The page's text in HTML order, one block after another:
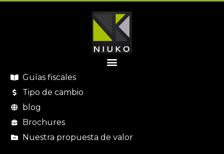
Guías fiscales
Tipo de cambio
blog
Brochures
Nuestra propuesta de valor